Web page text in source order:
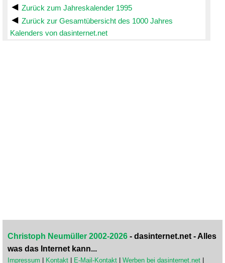
Zurück zum Jahreskalender 1995
Zurück zur Gesamtübersicht des 1000 Jahres
Kalenders von dasinternet.net
Christoph Neumüller 2002-2026 - dasinternet.net - Alles
was das Internet kann...
Impressum | Kontakt | E-Mail-Kontakt | Werben bei dasinternet.net |